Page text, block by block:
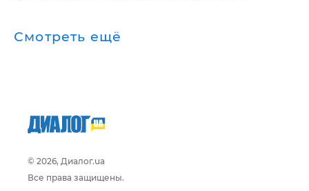
Смотреть ещё
© 2026, Диалог.ua
Все права защищены.